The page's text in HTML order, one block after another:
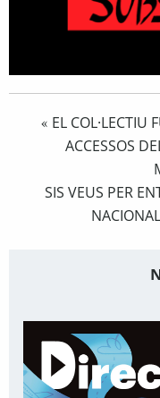
« EL COL·LECTIU
ACCESSOS
SIS VEUS PER